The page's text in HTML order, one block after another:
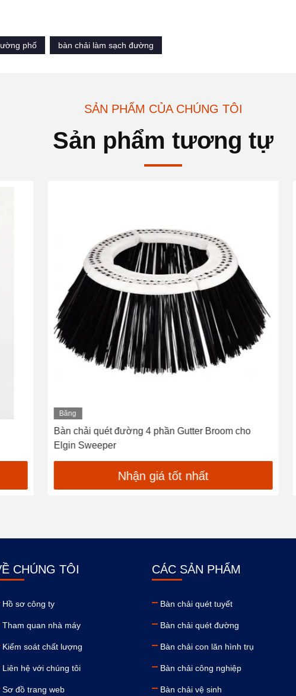
phố bàn chải làm sạch đường
SẢN PHẨM CỦA CHÚNG TÔI
Sản phẩm tương tự
Băng
hình
Bàn chải quét đường 4 phần Gutter Broom cho
Elgin Sweeper
Nhận giá tốt nhất
CHÚNG TÔI
Hồ sơ công ty
Tham quan nhà máy
Kiểm soát chất lượng
Liên hệ với chúng tôi
Sơ đồ trang web
CÁC SẢN PHẨM
Bàn chải quét tuyết
Bàn chải quét đường
Bàn chải con lăn hình trụ
Bàn chải công nghiệp
Bàn chải vệ sinh